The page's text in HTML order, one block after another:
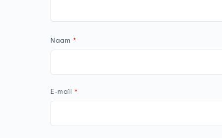
Naam *
E-mail *